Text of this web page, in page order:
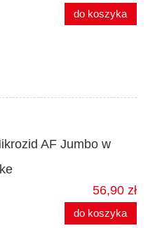
do koszyka
AF Jumbo w
56,90 zł
do koszyka